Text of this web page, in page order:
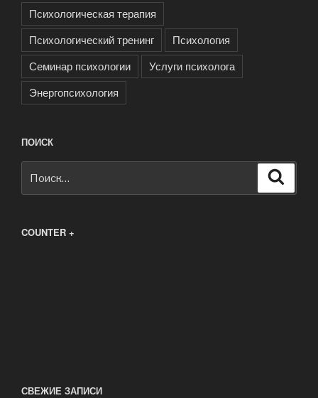
Психологическая терапия
Психологический тренинг
Психология
Семинар психологии
Услуги психолога
Энергопсихология
ПОИСК
COUNTER +
СВЕЖИЕ ЗАПИСИ